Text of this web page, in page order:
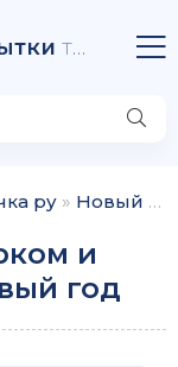
точка ру
ру » Новый Год
и
год